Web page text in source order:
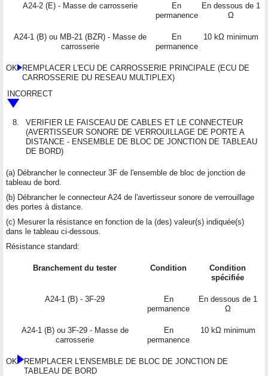
A24-2 (E) - Masse de carrosserie
En
permanence
En dessous de 1
Ω
A24-1 (B) ou MB-21 (BZR) - Masse de
carrosserie
En
permanence
10 kΩ minimum
OK
REMPLACER L'ECU DE CARROSSERIE PRINCIPALE (ECU DE
CARROSSERIE DU RESEAU MULTIPLEX)
INCORRECT
8.
VERIFIER LE FAISCEAU DE CABLES ET LE CONNECTEUR
(AVERTISSEUR SONORE DE VERROUILLAGE DE PORTE A
DISTANCE - ENSEMBLE DE BLOC DE JONCTION DE TABLEAU
DE BORD)
(a) Débrancher le connecteur 3F de l'ensemble de bloc de jonction de
tableau de bord.
(b) Débrancher le connecteur A24 de l'avertisseur sonore de verrouillage
des portes à distance.
(c) Mesurer la résistance en fonction de la (des) valeur(s) indiquée(s)
dans le tableau ci-dessous.
Résistance standard:
Branchement du tester Condition
Condition
spécifiée
A24-1 (B) - 3F-29
En
permanence
En dessous de 1
Ω
A24-1 (B) ou 3F-29 - Masse de
carrosserie
En
permanence
10 kΩ minimum
OK
REMPLACER L'ENSEMBLE DE BLOC DE JONCTION DE
TABLEAU DE BORD